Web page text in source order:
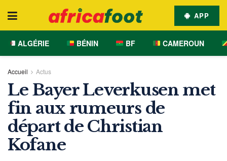
APP
ALGÉRIE BÉNIN BF CAMEROUN
Accueil Actus
Le Bayer Leverkusen met
fin aux rumeurs de
départ de Christian
Kofane